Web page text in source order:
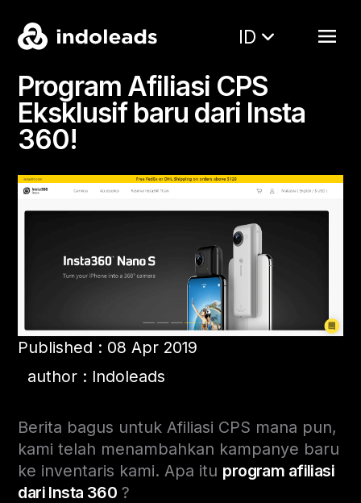
ID
Program Afiliasi CPS
Eksklusif baru dari Insta
360!
Published : 08 Apr 2019
author : Indoleads
Berita bagus untuk Afiliasi CPS mana pun,
kami telah menambahkan kampanye baru
ke inventaris kami. Apa itu program afiliasi
dari Insta 360 ?